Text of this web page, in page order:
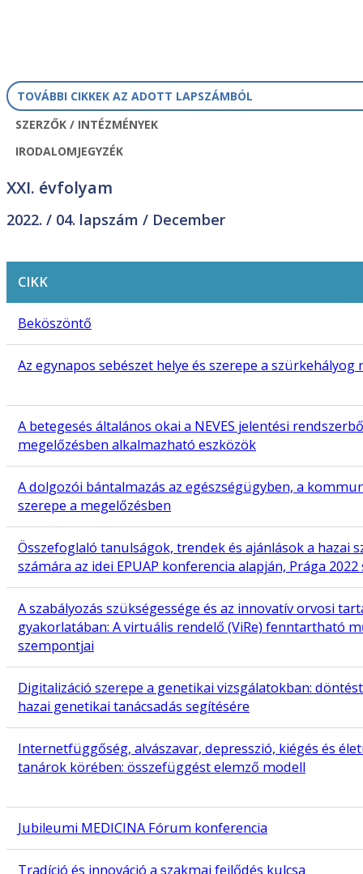
TOVÁBBI CIKKEK AZ ADOTT LAPSZÁMBÓL
SZERZŐK / INTÉZMÉNYEK
IRODALOMJEGYZÉK
XXI. évfolyam
2022. / 04. lapszám / December
CIKK
Beköszöntő
Az egynapos sebészet helye és szerepe a
A betegesés általános okai a NEVES jelentési
megelőzésben alkalmazható eszközök
A dolgozói bántalmazás az egészségügyben, a
szerepe a megelőzésben
Összefoglaló tanulságok, trendek és ajánlások a hazai
számára az idei EPUAP konferencia alapján, Prága
A szabályozás szükségessége és az innovatív orvosi
gyakorlatában: A virtuális rendelő (ViRe) fenntartható
szempontjai
Digitalizáció szerepe a genetikai vizsgálatokban:
hazai genetikai tanácsadás segítésére
Internetfüggőség, alvászavar, depresszió, kiégés és
tanárok körében: összefüggést elemző modell
Jubileumi MEDICINA Fórum konferencia
Tradíció és innováció a szakmai fejlődés kulcsa